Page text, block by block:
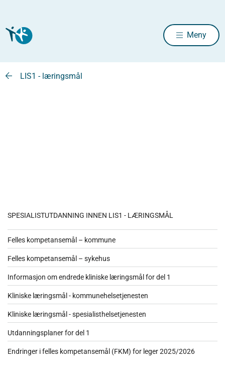
Meny
LIS1 - læringsmål
SPESIALISTUTDANNING INNEN LIS1 - LÆRINGSMÅL
Felles kompetansemål – kommune
Felles kompetansemål – sykehus
Informasjon om endrede kliniske læringsmål for del 1
Kliniske læringsmål - kommunehelsetjenesten
Kliniske læringsmål - spesialisthelsetjenesten
Utdanningsplaner for del 1
Endringer i felles kompetansemål (FKM) for leger 2025/2026